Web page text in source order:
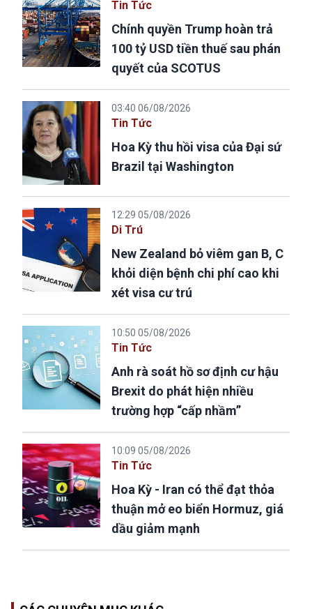
Tin Tức
Chính quyền Trump hoàn trả
100 tỷ USD tiền thuế sau phán
quyết của SCOTUS
03:40 06/08/2026
Tin Tức
Hoa Kỳ thu hồi visa của Đại sứ
Brazil tại Washington
12:29 05/08/2026
Di Trú
New Zealand bỏ viêm gan B, C
khỏi diện bệnh chi phí cao khi
xét visa cư trú
10:50 05/08/2026
Tin Tức
Anh rà soát hồ sơ định cư hậu
Brexit do phát hiện nhiều
trường hợp “cấp nhầm”
10:09 05/08/2026
Tin Tức
Hoa Kỳ - Iran có thể đạt thỏa
thuận mở eo biển Hormuz, giá
dầu giảm mạnh